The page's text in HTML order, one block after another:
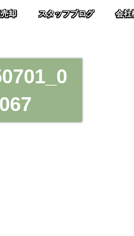
却 スタッフブログ 会社